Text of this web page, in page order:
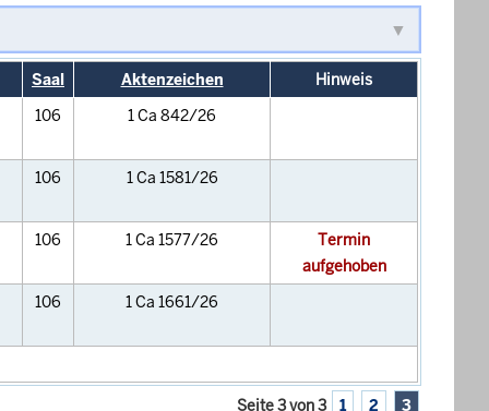
Saal Aktenzeichen
Hinweis
106 1 Ca 842/26
106 1 Ca 1581/26
106 1 Ca 1577/26
Termin
aufgehoben
106 1 Ca 1661/26
Seite 3 von 3 1 2 3